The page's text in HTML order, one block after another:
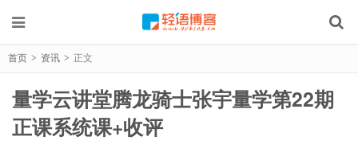
首页 > 资讯 > 正文
量学云讲堂腾龙骑士张宇量学第22期
正课系统课+收评